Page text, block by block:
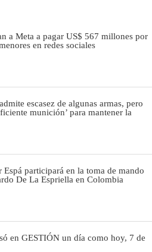
a Meta a pagar US$ 567 millones por
en redes sociales
escasez de algunas armas, pero
munición’ para mantener la
Espá participará en la toma de mando
De La Espriella en Colombia
en GESTIÓN un día como hoy, 7 de